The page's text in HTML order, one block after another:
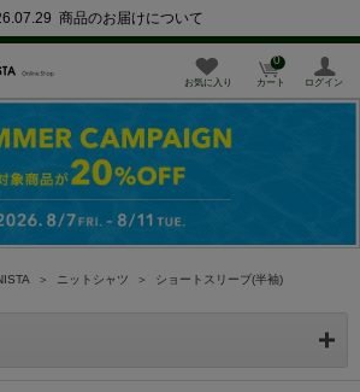
商品のお届けについて
お気に入り カート
0
ログイン
＞ ニットシャツ ＞ ショートスリーブ(半袖)